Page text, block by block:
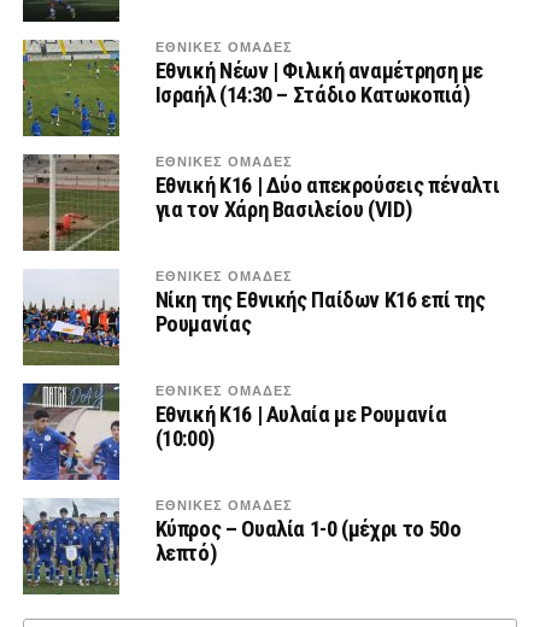
ΕΘΝΙΚΕΣ ΟΜΑΔΕΣ
Εθνική Νέων | Φιλική αναμέτρηση με
Ισραήλ (14:30 – Στάδιο Κατωκοπιά)
ΕΘΝΙΚΕΣ ΟΜΑΔΕΣ
Εθνική Κ16 | Δύο απεκρούσεις πέναλτι
για τον Χάρη Βασιλείου (VID)
ΕΘΝΙΚΕΣ ΟΜΑΔΕΣ
Νίκη της Εθνικής Παίδων Κ16 επί της
Ρουμανίας
ΕΘΝΙΚΕΣ ΟΜΑΔΕΣ
Εθνική Κ16 | Αυλαία με Ρουμανία
(10:00)
ΕΘΝΙΚΕΣ ΟΜΑΔΕΣ
Κύπρος – Ουαλία 1-0 (μέχρι το 50ο
λεπτό)